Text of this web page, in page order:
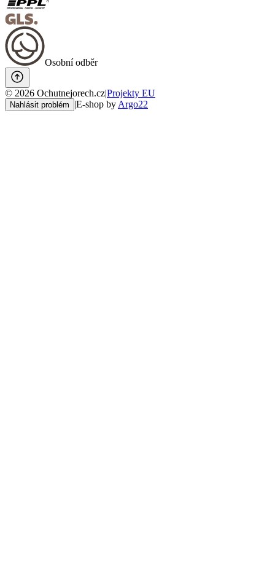
Osobní odběr
© 2026 Ochutnejorech.cz|Projekty EU
Nahlásit problém |E-shop by Argo22